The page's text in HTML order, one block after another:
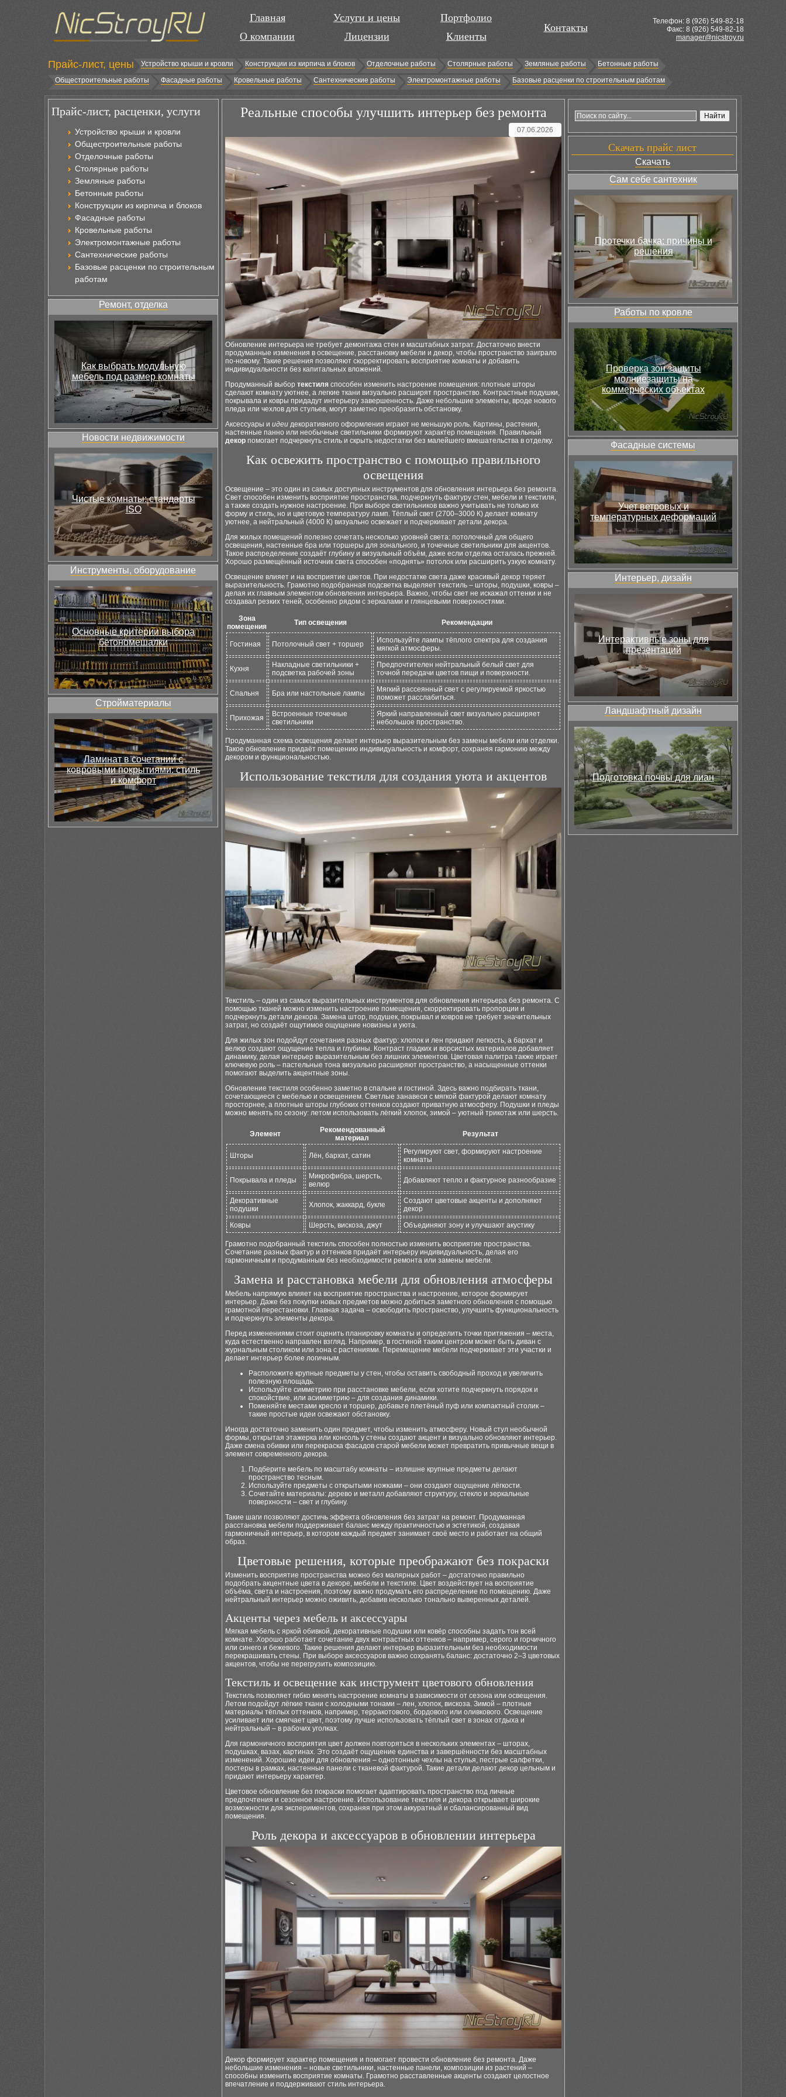
Главная
О компании
Услуги и цены
Лицензии
Портфолио
Клиенты
Контакты
Телефон: 8 (926) 549-82-18
Факс: 8 (926) 549-82-18
manager@nicstroy.ru
Прайс-лист, цены Устройство крыши и кровли Конструкции из кирпича и блоков Отделочные работы Столярные работы Земляные работы
Бетонные работы
Общестроительные работы
Фасадные работы Кровельные работы Сантехнические работы Электромонтажные работы Базовые расценки по строительным работам
Прайс-лист, расценки, услуги
Устройство крыши и кровли
Общестроительные работы
Отделочные работы
Столярные работы
Земляные работы
Бетонные работы
Конструкции из кирпича и блоков
Фасадные работы
Кровельные работы
Электромонтажные работы
Сантехнические работы
Базовые расценки по строительным
работам
Ремонт, отделка
Как выбрать модульную
мебель под размер комнаты
Новости недвижимости
Чистые комнаты: стандарты
ISO
Инструменты, оборудование
Основные критерии выбора
бетономешалки
Стройматериалы
Ламинат в сочетании с
ковровыми покрытиями: стиль
и комфорт
Реальные способы улучшить интерьер без ремонта
07.06.2026
Обновление интерьера не требует демонтажа стен и масштабных затрат. Достаточно внести
продуманные изменения в освещение, расстановку мебели и декор, чтобы пространство заиграло
по-новому. Такие решения позволяют скорректировать восприятие комнаты и добавить
индивидуальности без капитальных вложений.
Продуманный выбор текстиля способен изменить настроение помещения: плотные шторы
сделают комнату уютнее, а легкие ткани визуально расширят пространство. Контрастные подушки,
покрывала и ковры придадут интерьеру завершенность. Даже небольшие элементы, вроде нового
пледа или чехлов для стульев, могут заметно преобразить обстановку.
Аксессуары и идеи декоративного оформления играют не меньшую роль. Картины, растения,
настенные панно или необычные светильники формируют характер помещения. Правильный
декор помогает подчеркнуть стиль и скрыть недостатки без малейшего вмешательства в отделку.
Как освежить пространство с помощью правильного
освещения
Освещение – это один из самых доступных инструментов для обновления интерьера без ремонта.
Свет способен изменить восприятие пространства, подчеркнуть фактуру стен, мебели и текстиля,
а также создать нужное настроение. При выборе светильников важно учитывать не только их
форму и стиль, но и цветовую температуру ламп. Тёплый свет (2700–3000 К) делает комнату
уютнее, а нейтральный (4000 К) визуально освежает и подчеркивает детали декора.
Для жилых помещений полезно сочетать несколько уровней света: потолочный для общего
освещения, настенные бра или торшеры для зонального, и точечные светильники для акцентов.
Такое распределение создаёт глубину и визуальный объём, даже если отделка осталась прежней.
Хорошо размещённый источник света способен «поднять» потолок или расширить узкую комнату.
Освещение влияет и на восприятие цветов. При недостатке света даже красивый декор теряет
выразительность. Грамотно подобранная подсветка выделяет текстиль – шторы, подушки, ковры –
делая их главным элементом обновления интерьера. Важно, чтобы свет не искажал оттенки и не
создавал резких теней, особенно рядом с зеркалами и глянцевыми поверхностями.
Зона
помещения
Тип освещения Рекомендации
Гостиная Потолочный свет + торшер
Используйте лампы тёплого спектра для создания
мягкой атмосферы.
Кухня
Накладные светильники +
подсветка рабочей зоны
Предпочтителен нейтральный белый свет для
точной передачи цветов пищи и поверхности.
Спальня Бра или настольные лампы
Мягкий рассеянный свет с регулируемой яркостью
поможет расслабиться.
Прихожая
Встроенные точечные
светильники
Яркий направленный свет визуально расширяет
небольшое пространство.
Продуманная схема освещения делает интерьер выразительным без замены мебели или отделки.
Такое обновление придаёт помещению индивидуальность и комфорт, сохраняя гармонию между
декором и функциональностью.
Использование текстиля для создания уюта и акцентов
Текстиль – один из самых выразительных инструментов для обновления интерьера без ремонта. С
помощью тканей можно изменить настроение помещения, скорректировать пропорции и
подчеркнуть детали декора. Замена штор, подушек, покрывал и ковров не требует значительных
затрат, но создаёт ощутимое ощущение новизны и уюта.
Для жилых зон подойдут сочетания разных фактур: хлопок и лен придают легкость, а бархат и
велюр создают ощущение тепла и глубины. Контраст гладких и ворсистых материалов добавляет
динамику, делая интерьер выразительным без лишних элементов. Цветовая палитра также играет
ключевую роль – пастельные тона визуально расширяют пространство, а насыщенные оттенки
помогают выделить акцентные зоны.
Обновление текстиля особенно заметно в спальне и гостиной. Здесь важно подбирать ткани,
сочетающиеся с мебелью и освещением. Светлые занавеси с мягкой фактурой делают комнату
просторнее, а плотные шторы глубоких оттенков создают приватную атмосферу. Подушки и пледы
можно менять по сезону: летом использовать лёгкий хлопок, зимой – уютный трикотаж или шерсть.
Элемент
Рекомендованный
материал
Результат
Шторы Лён, бархат, сатин
Регулируют свет, формируют настроение
комнаты
Покрывала и пледы
Микрофибра, шерсть,
велюр
Добавляют тепло и фактурное разнообразие
Декоративные
подушки
Хлопок, жаккард, букле
Создают цветовые акценты и дополняют
декор
Ковры
Шерсть, вискоза, джут Объединяют зону и улучшают акустику
Грамотно подобранный текстиль способен полностью изменить восприятие пространства.
Сочетание разных фактур и оттенков придаёт интерьеру индивидуальность, делая его
гармоничным и продуманным без необходимости ремонта или замены мебели.
Замена и расстановка мебели для обновления атмосферы
Мебель напрямую влияет на восприятие пространства и настроение, которое формирует
интерьер. Даже без покупки новых предметов можно добиться заметного обновления с помощью
грамотной перестановки. Главная задача – освободить пространство, улучшить функциональность
и подчеркнуть элементы декора.
Перед изменениями стоит оценить планировку комнаты и определить точки притяжения – места,
куда естественно направлен взгляд. Например, в гостиной таким центром может быть диван с
журнальным столиком или зона с растениями. Перемещение мебели подчеркивает эти участки и
делает интерьер более логичным.
Расположите крупные предметы у стен, чтобы оставить свободный проход и увеличить
полезную площадь.
Используйте симметрию при расстановке мебели, если хотите подчеркнуть порядок и
спокойствие, или асимметрию – для создания динамики.
Поменяйте местами кресло и торшер, добавьте плетёный пуф или компактный столик –
такие простые идеи освежают обстановку.
Иногда достаточно заменить один предмет, чтобы изменить атмосферу. Новый стул необычной
формы, открытая этажерка или консоль у стены создают акцент и визуально обновляют интерьер.
Даже смена обивки или перекраска фасадов старой мебели может превратить привычные вещи в
элемент современного декора.
Подберите мебель по масштабу комнаты – излишне крупные предметы делают
пространство тесным.
Используйте предметы с открытыми ножками – они создают ощущение лёгкости.
Сочетайте материалы: дерево и металл добавляют структуру, стекло и зеркальные
поверхности – свет и глубину.
Такие шаги позволяют достичь эффекта обновления без затрат на ремонт. Продуманная
расстановка мебели поддерживает баланс между практичностью и эстетикой, создавая
гармоничный интерьер, в котором каждый предмет занимает своё место и работает на общий
образ.
Цветовые решения, которые преображают без покраски
Изменить восприятие пространства можно без малярных работ – достаточно правильно
подобрать акцентные цвета в декоре, мебели и текстиле. Цвет воздействует на восприятие
объёма, света и настроения, поэтому важно продумать его распределение по помещению. Даже
нейтральный интерьер можно оживить, добавив несколько тонально выверенных деталей.
Акценты через мебель и аксессуары
Мягкая мебель с яркой обивкой, декоративные подушки или ковёр способны задать тон всей
комнате. Хорошо работает сочетание двух контрастных оттенков – например, серого и горчичного
или синего и бежевого. Такие решения делают интерьер выразительным без необходимости
перекрашивать стены. При выборе аксессуаров важно сохранять баланс: достаточно 2–3 цветовых
акцентов, чтобы не перегрузить композицию.
Текстиль и освещение как инструмент цветового обновления
Текстиль позволяет гибко менять настроение комнаты в зависимости от сезона или освещения.
Летом подойдут лёгкие ткани с холодными тонами – лен, хлопок, вискоза. Зимой – плотные
материалы тёплых оттенков, например, терракотового, бордового или оливкового. Освещение
усиливает или смягчает цвет, поэтому лучше использовать тёплый свет в зонах отдыха и
нейтральный – в рабочих уголках.
Для гармоничного восприятия цвет должен повторяться в нескольких элементах – шторах,
подушках, вазах, картинах. Это создаёт ощущение единства и завершённости без масштабных
изменений. Хорошие идеи для обновления – однотонные чехлы на стулья, пестрые салфетки,
постеры в рамках, настенные панели с тканевой фактурой. Такие детали делают декор цельным и
придают интерьеру характер.
Цветовое обновление без покраски помогает адаптировать пространство под личные
предпочтения и сезонное настроение. Использование текстиля и декора открывает широкие
возможности для экспериментов, сохраняя при этом аккуратный и сбалансированный вид
помещения.
Роль декора и аксессуаров в обновлении интерьера
Декор формирует характер помещения и помогает провести обновление без ремонта. Даже
небольшие изменения – новые светильники, настенные панели, композиции из растений –
способны изменить восприятие комнаты. Грамотно расставленные акценты создают целостное
впечатление и поддерживают стиль интерьера.
Скачать прайс лист
Скачать
Сам себе сантехник
Протечки бачка: причины и
решения
Работы по кровле
Проверка зон защиты
молниезащиты на
коммерческих объектах
Фасадные системы
Учет ветровых и
температурных деформаций
Интерьер, дизайн
Интерактивные зоны для
презентаций
Ландшафтный дизайн
Подготовка почвы для лиан